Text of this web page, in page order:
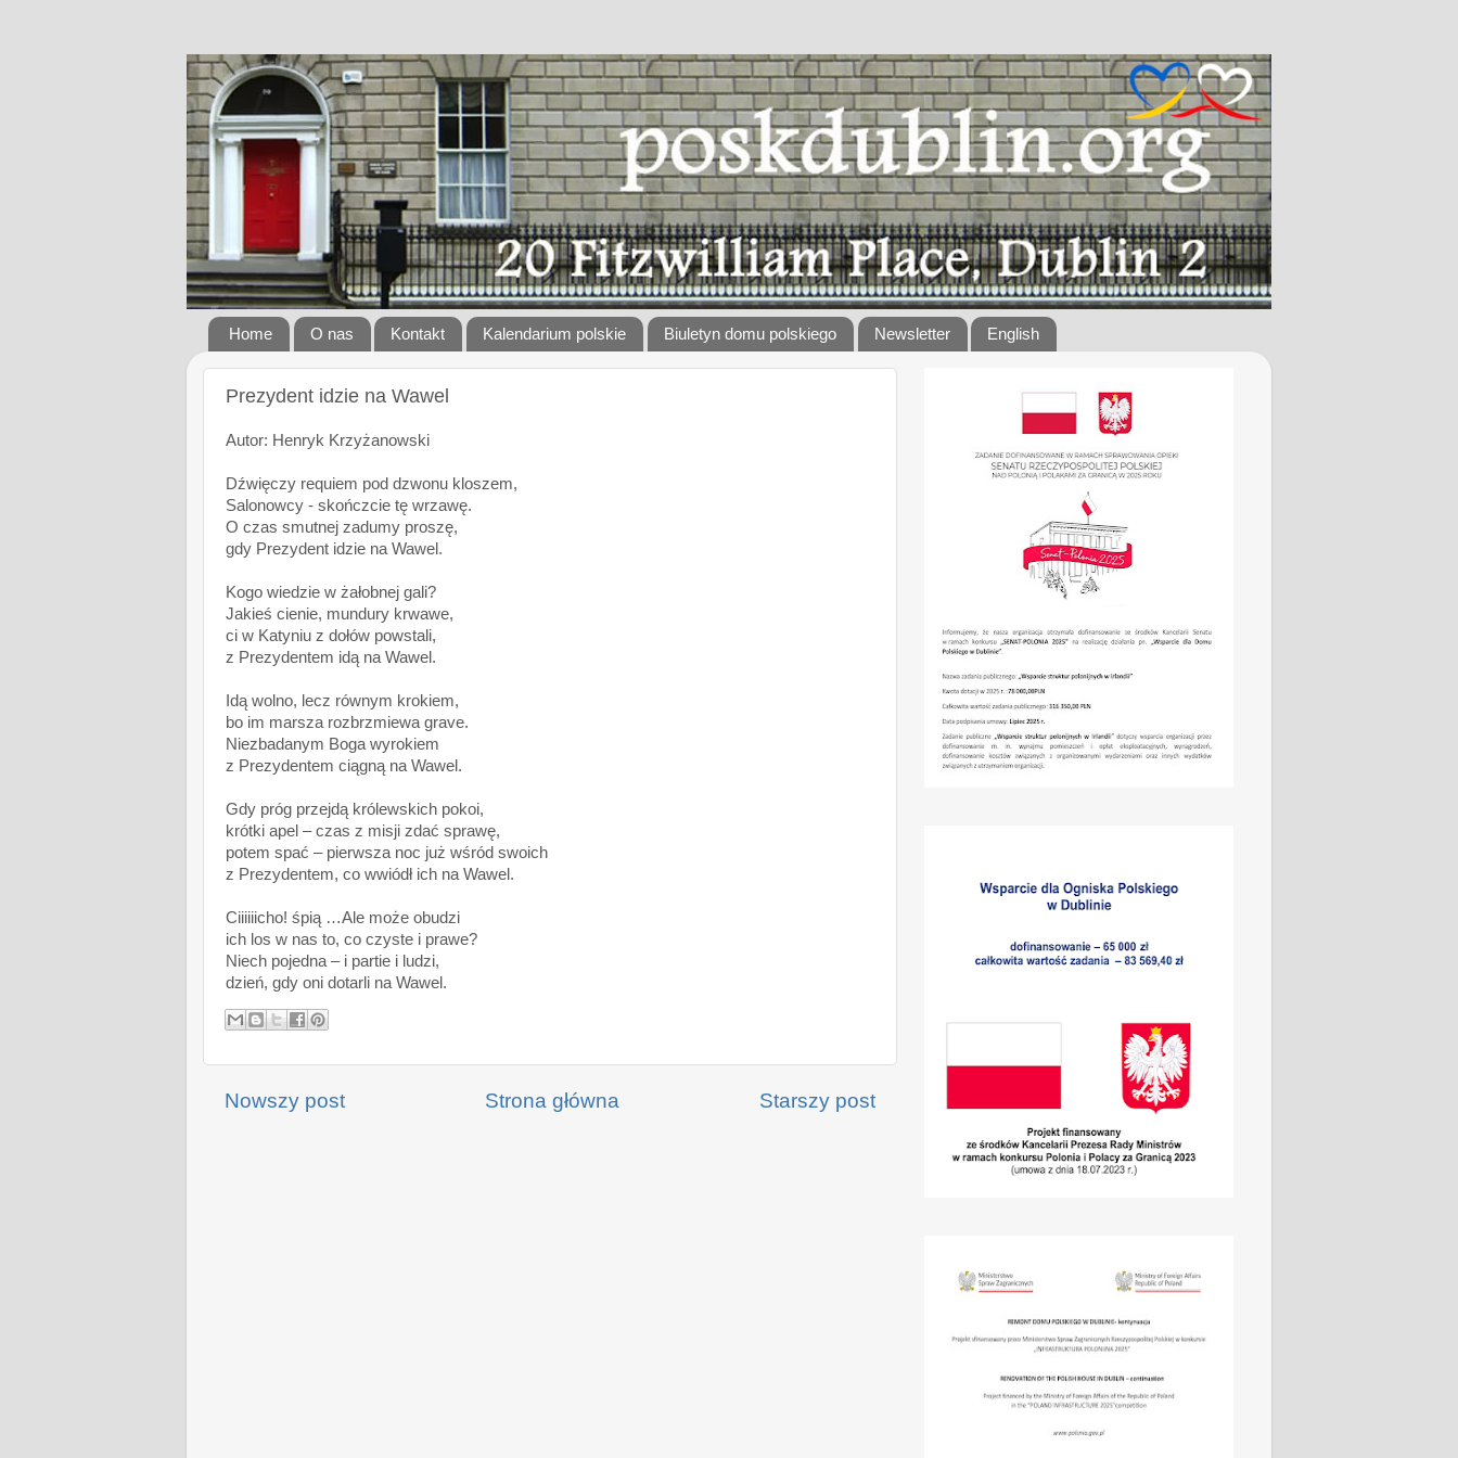
Home O nas Kontakt Kalendarium polskie Biuletyn domu polskiego Newsletter English
Prezydent idzie na Wawel
Autor: Henryk Krzyżanowski
Dźwięczy requiem pod dzwonu kloszem,
Salonowcy - skończcie tę wrzawę.
O czas smutnej zadumy proszę,
gdy Prezydent idzie na Wawel.
Kogo wiedzie w żałobnej gali?
Jakieś cienie, mundury krwawe,
ci w Katyniu z dołów powstali,
z Prezydentem idą na Wawel.
Idą wolno, lecz równym krokiem,
bo im marsza rozbrzmiewa grave.
Niezbadanym Boga wyrokiem
z Prezydentem ciągną na Wawel.
Gdy próg przejdą królewskich pokoi,
krótki apel – czas z misji zdać sprawę,
potem spać – pierwsza noc już wśród swoich
z Prezydentem, co wwiódł ich na Wawel.
Ciiiiiicho! śpią …Ale może obudzi
ich los w nas to, co czyste i prawe?
Niech pojedna – i partie i ludzi,
dzień, gdy oni dotarli na Wawel.
Nowszy post Starszy post
Strona główna